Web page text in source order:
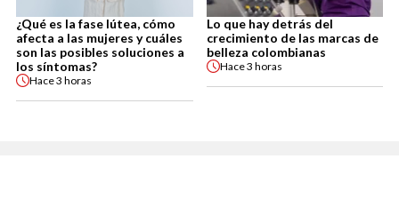
¿Qué es la fase lútea, cómo
afecta a las mujeres y cuáles
son las posibles soluciones a
los síntomas?
Hace3 horas
Lo que hay detrás del
crecimiento de las marcas de
belleza colombianas
Hace3 horas